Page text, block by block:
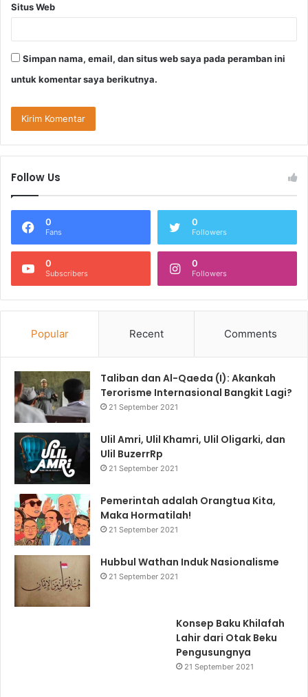
Situs Web
Simpan nama, email, dan situs web saya pada peramban ini
untuk komentar saya berikutnya.
Follow Us
0
Fans
0
Followers
0
Subscribers
0
Followers
Popular Recent Comments
Taliban dan Al-Qaeda (I): Akankah
Terorisme Internasional Bangkit Lagi?
21 September 2021
Ulil Amri, Ulil Khamri, Ulil Oligarki, dan
Ulil BuzerrRp
21 September 2021
Pemerintah adalah Orangtua Kita,
Maka Hormatilah!
21 September 2021
Hubbul Wathan Induk Nasionalisme
21 September 2021
Konsep Baku Khilafah
Lahir dari Otak Beku
Pengusungnya
21 September 2021